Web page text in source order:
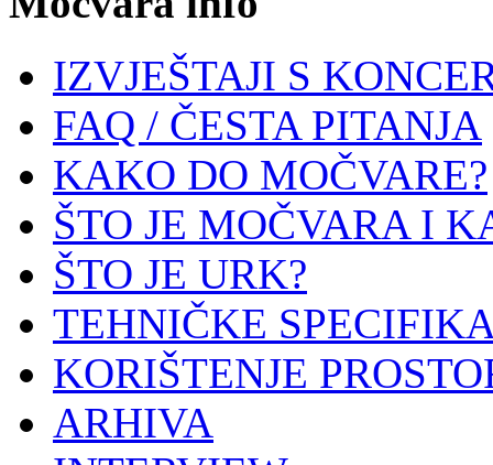
IZVJEŠTAJI S
FAQ / ČESTA PITANJA
KAKO DO MOČVARE?
ŠTO JE MOČVARA I
ŠTO JE URK?
TEHNIČKE
KORIŠTENJE
ARHIVA